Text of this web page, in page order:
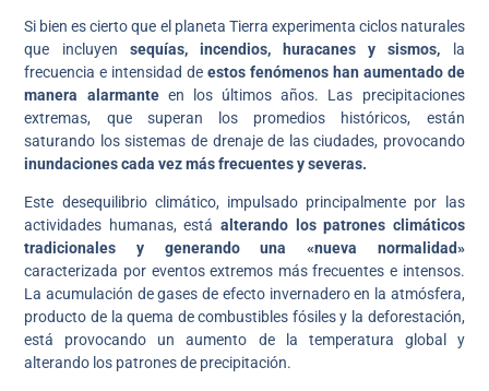
Si bien es cierto que el planeta Tierra experimenta ciclos naturales
que incluyen sequías, incendios, huracanes y sismos, la
frecuencia e intensidad de estos fenómenos han aumentado de
manera alarmante en los últimos años. Las precipitaciones
extremas, que superan los promedios históricos, están
saturando los sistemas de drenaje de las ciudades, provocando
inundaciones cada vez más frecuentes y severas.
Este desequilibrio climático, impulsado principalmente por las
actividades humanas, está alterando los patrones climáticos
tradicionales y generando una «nueva normalidad»
caracterizada por eventos extremos más frecuentes e intensos.
La acumulación de gases de efecto invernadero en la atmósfera,
producto de la quema de combustibles fósiles y la deforestación,
está provocando un aumento de la temperatura global y
alterando los patrones de precipitación.